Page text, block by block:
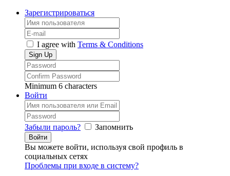
Зарегистрироваться
I agree with Terms & Conditions
Minimum 6 characters
Войти
Забыли пароль? Запомнить
Вы можете войти, используя свой профиль в
социальных сетях
Проблемы при входе в систему?